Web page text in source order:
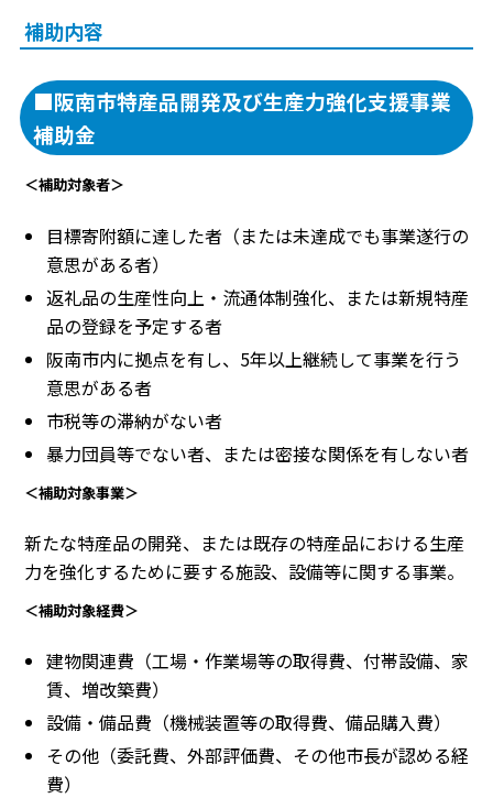
補助内容
■阪南市特産品開発及び生産力強化支援事業
補助金
＜補助対象者＞
目標寄附額に達した者（または未達成でも事業遂行の
意思がある者）
返礼品の生産性向上・流通体制強化、または新規特産
品の登録を予定する者
阪南市内に拠点を有し、5年以上継続して事業を行う
意思がある者
市税等の滞納がない者
暴力団員等でない者、または密接な関係を有しない者
＜補助対象事業＞
新たな特産品の開発、または既存の特産品における生産
力を強化するために要する施設、設備等に関する事業。
＜補助対象経費＞
建物関連費（工場・作業場等の取得費、付帯設備、家
賃、増改築費）
設備・備品費（機械装置等の取得費、備品購入費）
その他（委託費、外部評価費、その他市長が認める経
費）